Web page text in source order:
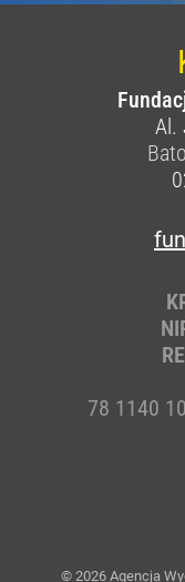
Al.
78 1140
© 2026 Agencja